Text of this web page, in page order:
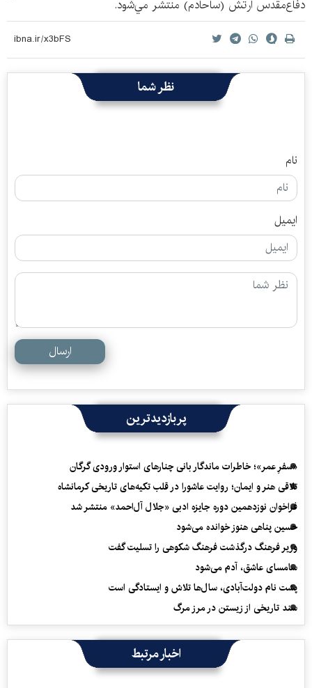
دفاع‌مقدس ارتش (ساحادم) منتشر مي‌شود.
نظر شما
نام
ایمیل
ارسال
پربازدیدترین
«سفرِ عمر»؛ خاطرات ماندگار بانی چنارهای استوار ورودی گرگان
تلاقی هنر و ایمان؛ روایت عاشورا در قلب تکیه‌های تاریخی کرمانشاه
فراخوان نوزدهمین دوره جایزه ادبی «جلال آل‌احمد» منتشر شد
حسین پناهی هنوز خوانده می‌شود
وزیر فرهنگ درگذشت فرهنگ شکوهی را تسلیت گفت
سامسای عاشق، آدم می‌شود
پشت نام دولت‌آبادی، سال‌ها تلاش و ایستادگی است
سند تاریخی از زیستن در مرز مرگ
اخبار مرتبط